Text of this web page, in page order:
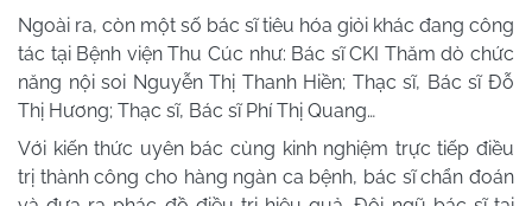
Ngoài ra, còn một số bác sĩ tiêu hóa giỏi khác đang công
tác tại Bệnh viện Thu Cúc như: Bác sĩ CKI Thăm dò chức
năng nội soi Nguyễn Thị Thanh Hiền; Thạc sĩ, Bác sĩ Đỗ
Thị Hương; Thạc sĩ, Bác sĩ Phí Thị Quang…
Với kiến thức uyên bác cùng kinh nghiệm trực tiếp điều
trị thành công cho hàng ngàn ca bệnh, bác sĩ chẩn đoán